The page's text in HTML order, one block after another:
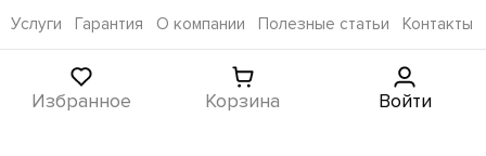
Услуги Гарантия О компании Полезные статьи Контакты
Избранное Корзина Войти